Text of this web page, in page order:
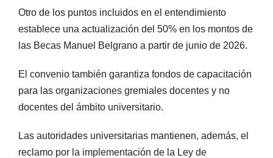
Otro de los puntos incluidos en el entendimiento
establece una actualización del 50% en los montos de
las Becas Manuel Belgrano a partir de junio de 2026.
El convenio también garantiza fondos de capacitación
para las organizaciones gremiales docentes y no
docentes del ámbito universitario.
Las autoridades universitarias mantienen, además, el
reclamo por la implementación de la Ley de